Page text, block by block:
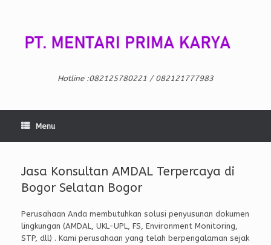
Hotline :082125780221 / 082121777983
Menu
Jasa Konsultan AMDAL Terpercaya di
Bogor Selatan Bogor
Perusahaan Anda membutuhkan solusi penyusunan dokumen
lingkungan (AMDAL, UKL-UPL, FS, Environment Monitoring,
STP, dll) . Kami perusahaan yang telah berpengalaman sejak